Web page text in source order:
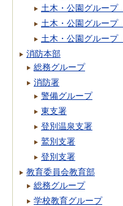
土木・公園グループ
土木・公園グループ
土木・公園グループ
消防本部
総務グループ
消防署
警備グループ
東支署
登別温泉支署
鷲別支署
登別支署
教育委員会教育部
総務グループ
学校教育グループ